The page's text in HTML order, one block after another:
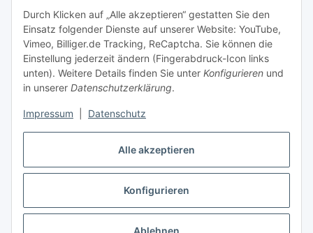
Alle akzeptieren
Konfigurieren
Durch Klicken auf „Alle akzeptieren“ gestatten Sie den
Einsatz folgender Dienste auf unserer Website: YouTube,
Vimeo, Billiger.de Tracking, ReCaptcha. Sie können die
Einstellung jederzeit ändern (Fingerabdruck-Icon links
unten). Weitere Details finden Sie unter Konfigurieren und
in unserer Datenschutzerklärung.
Impressum Datenschutz
Beliebte Kategorien
Kompressionsversorgung
* Alle Preise inkl. gesetzlicher USt., zzgl.Versand